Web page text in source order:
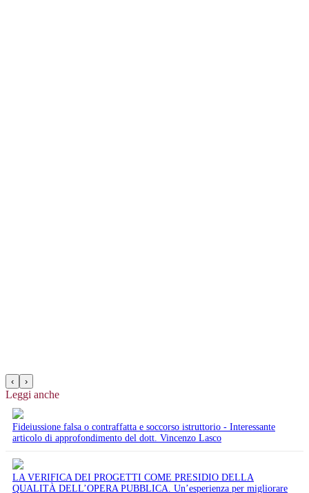
‹ ›
Leggi anche
Fideiussione falsa o contraffatta e soccorso istruttorio - Interessante
articolo di approfondimento del dott. Vincenzo Lasco
LA VERIFICA DEI PROGETTI COME PRESIDIO DELLA
QUALITÀ DELL’OPERA PUBBLICA. Un’esperienza per migliorare